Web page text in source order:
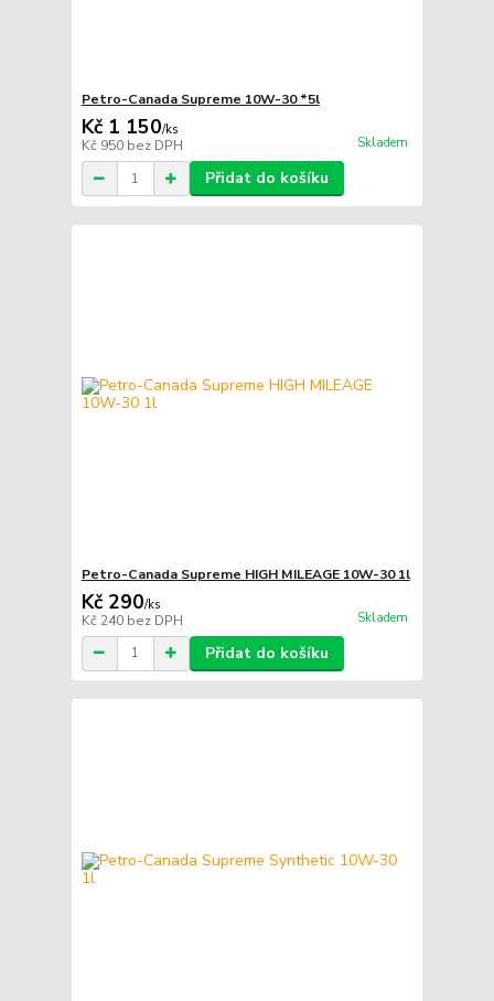
Petro-Canada Supreme 10W-30 *5l
Kč 1 150/ks
Kč 950 bez DPH Skladem
Přidat do košíku
Petro-Canada Supreme HIGH MILEAGE 10W-30 1l
Kč 290/ks
Kč 240 bez DPH Skladem
Přidat do košíku